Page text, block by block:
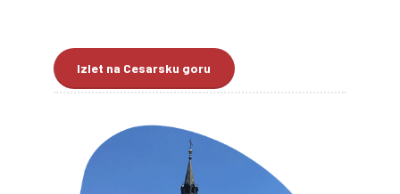
Izlet na Cesarsku goru